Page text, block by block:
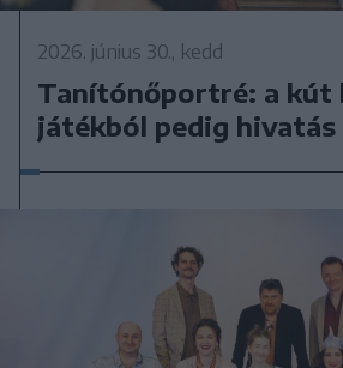
2026. június 30., kedd
Tanítónőportré: a kút
játékból pedig hivatás